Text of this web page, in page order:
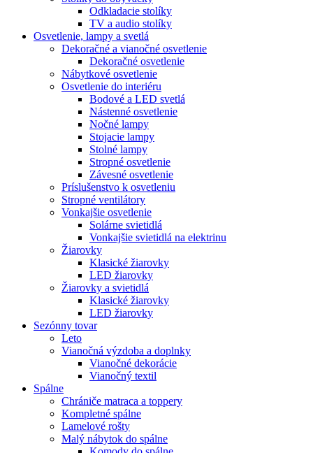
Odkladacie stolíky
TV a audio stolíky
Osvetlenie, lampy a svetlá
Dekoračné a vianočné osvetlenie
Dekoračné osvetlenie
Nábytkové osvetlenie
Osvetlenie do interiéru
Bodové a LED svetlá
Nástenné osvetlenie
Nočné lampy
Stojacie lampy
Stolné lampy
Stropné osvetlenie
Závesné osvetlenie
Príslušenstvo k osvetleniu
Stropné ventilátory
Vonkajšie osvetlenie
Solárne svietidlá
Vonkajšie svietidlá na elektrinu
Žiarovky
Klasické žiarovky
LED žiarovky
Žiarovky a svietidlá
Klasické žiarovky
LED žiarovky
Sezónny tovar
Leto
Vianočná výzdoba a doplnky
Vianočné dekorácie
Vianočný textil
Spálne
Chrániče matraca a toppery
Kompletné spálne
Lamelové rošty
Malý nábytok do spálne